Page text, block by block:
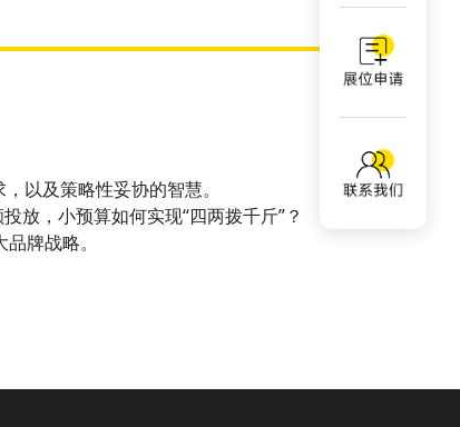
以及策略性妥协的智慧。
放，小预算如何实现“四两拨千斤”？
牌战略。